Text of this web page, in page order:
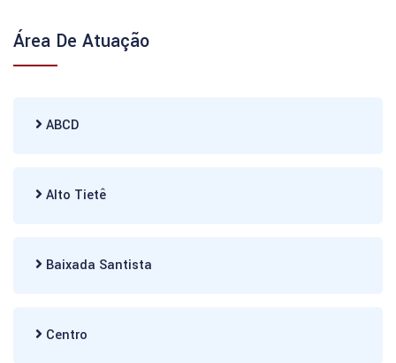
Área De Atuação
ABCD
Alto Tietê
Baixada Santista
Centro